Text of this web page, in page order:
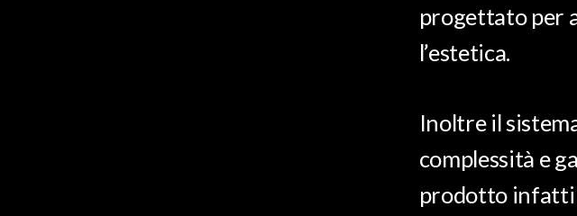
progettato per
l’estetica.
Inoltre il
complessità e
prodotto infatti